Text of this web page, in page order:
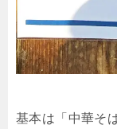
基本は「中華そ